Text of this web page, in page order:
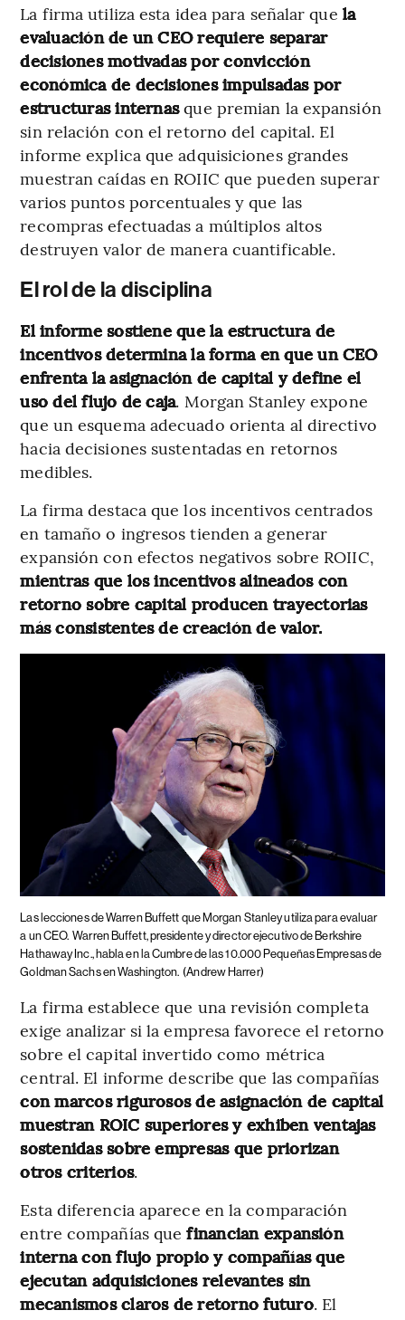
La firma utiliza esta idea para señalar que la
evaluación de un CEO requiere separar
decisiones motivadas por convicción
económica de decisiones impulsadas por
estructuras internasque premian la expansión
sin relación con el retorno del capital. El
informe explica que adquisiciones grandes
muestran caídas en ROIIC que pueden superar
varios puntos porcentuales y que las
recompras efectuadas a múltiplos altos
destruyen valor de manera cuantificable.
El rol de la disciplina
El informe sostiene que la estructura de
incentivos determina la forma en que un CEO
enfrenta la asignación de capital y define el
uso del flujo de caja. Morgan Stanley expone
que un esquema adecuado orienta al directivo
hacia decisiones sustentadas en retornos
medibles.
La firma destaca que los incentivos centrados
en tamaño o ingresos tienden a generar
expansión con efectos negativos sobre ROIIC,
mientras que los incentivos alineados con
retorno sobre capital producen trayectorias
más consistentes de creación de valor.
Las lecciones de Warren Buffett que Morgan Stanley utiliza para evaluar
a un CEO. Warren Buffett, presidente y director ejecutivo de Berkshire
Hathaway Inc., habla en la Cumbre de las 10.000 Pequeñas Empresas de
Goldman Sachs en Washington. (Andrew Harrer)
La firma establece que una revisión completa
exige analizar si la empresa favorece el retorno
sobre el capital invertido como métrica
central. El informe describe que las compañías
con marcos rigurosos de asignación de capital
muestran ROIC superiores y exhiben ventajas
sostenidas sobre empresas que priorizan
otros criterios.
Esta diferencia aparece en la comparación
entre compañías quefinancian expansión
interna con flujo propio y compañías que
ejecutan adquisiciones relevantes sin
mecanismos claros de retorno futuro. El